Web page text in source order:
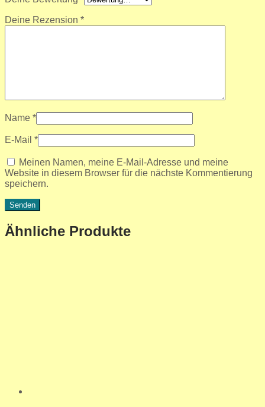
Deine Rezension *
Name *
E-Mail *
Meinen Namen, meine E-Mail-Adresse und meine
Website in diesem Browser für die nächste Kommentierung
speichern.
Ähnliche Produkte